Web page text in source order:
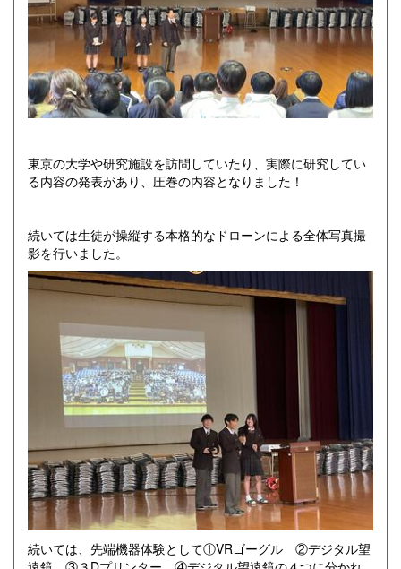
東京の大学や研究施設を訪問していたり、実際に研究してい
る内容の発表があり、圧巻の内容となりました！
続いては生徒が操縦する本格的なドローンによる全体写真撮
影を行いました。
続いては、先端機器体験として①VRゴーグル ②デジタル望